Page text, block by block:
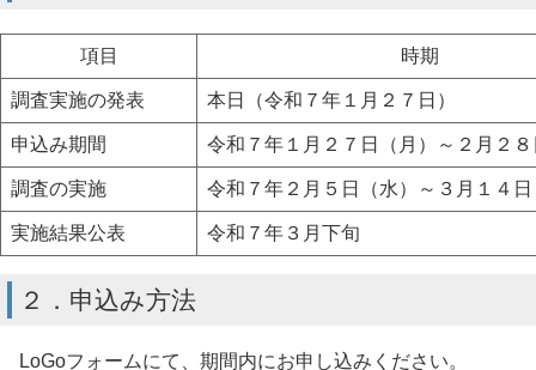
項目 時期
調査実施の発表 本日（令和７年１月２７日）
申込み期間 令和７年１月２７日（月）～２月２
調査の実施 令和７年２月５日（水）～３月１４
実施結果公表 令和７年３月下旬
２．申込み方法
LoGoフォームにて、期間内にお申し込みください。